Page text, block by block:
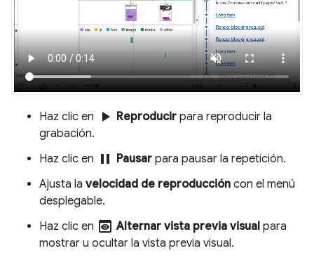
Haz clic en play_arrow Reproducir para reproducir la
grabación.
Haz clic en pause Pausar para pausar la repetición.
Ajusta la velocidad de reproducción con el menú
desplegable.
Haz clic en preview Alternar vista previa visual para
mostrar u ocultar la vista previa visual.